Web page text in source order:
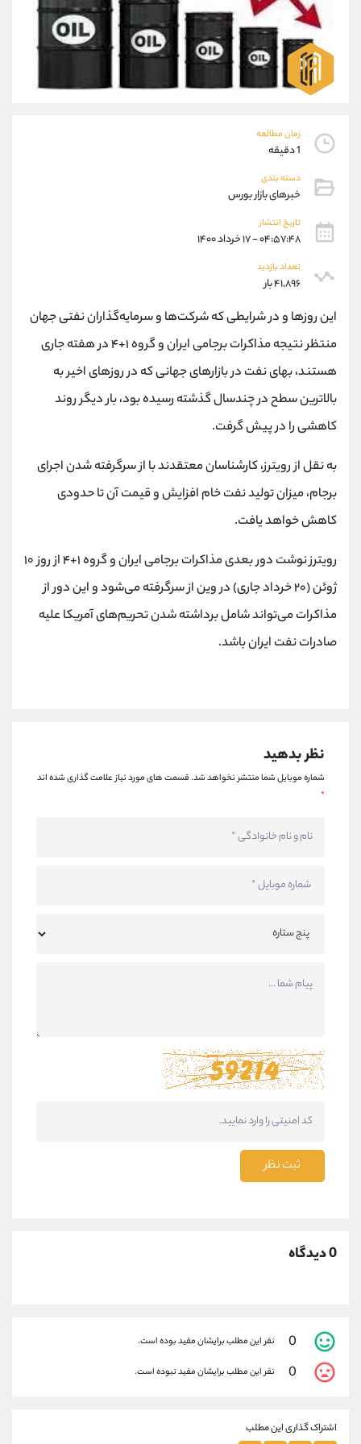
زمان مطالعه
1 دقیقه
دسته بندی
خبرهای بازار بورس
تاریخ انتشار
۰۴:۵۷:۴۸ - ۱۷ خرداد ۱۴۰۰
تعداد بازدید
۴۱,۸۹۶ بار
این روزها و در شرایطی که شرکت‌ها و سرمایه‌گذاران نفتی جهان
منتظر نتیجه مذاکرات برجامی ایران و گروه ۱+۴ در هفته جاری
هستند، بهای نفت در بازارهای جهانی که در روزهای اخیر به
بالاترین سطح در چندسال گذشته رسیده بود، بار دیگر روند
کاهشی را در پیش گرفت.
به نقل از رویترز، کارشناسان معتقدند با از سرگرفته‌ شدن اجرای
برجام، میزان تولید نفت خام افزایش و قیمت آن تا حدودی
کاهش خواهد یافت.
رویترز نوشت دور بعدی مذاکرات برجامی ایران و گروه ۱+۴ از روز ۱۰
ژوئن (۲۰ خرداد جاری) در وین از سرگرفته می‌شود و این دور از
مذاکرات می‌تواند شامل برداشته شدن تحریم‌های آمریکا علیه
صادرات نفت ایران باشد.
نظر بدهید
شماره موبایل شما منتشر نخواهد شد.قسمت های مورد نیاز علامت گذاری شده اند
*
ثبت نظر
0 دیدگاه
0 نفر این مطلب برایشان مفید بوده است.
0 نفر این مطلب برایشان مفید نبوده است.
اشتراک گذاری این مطلب
09101364784
واتساپ شروع گفتگو
تلگرام @Armteam_admin_104
داخلی
موبایل
واتساپ
داخلی
اطلاعات تماس (دفتر فروش)
تلفن
اینستاگرام @alireza.mehrabii
کانال تلگرام @alirezamehrabi_com
کانال بله @alirezamehrabi_official